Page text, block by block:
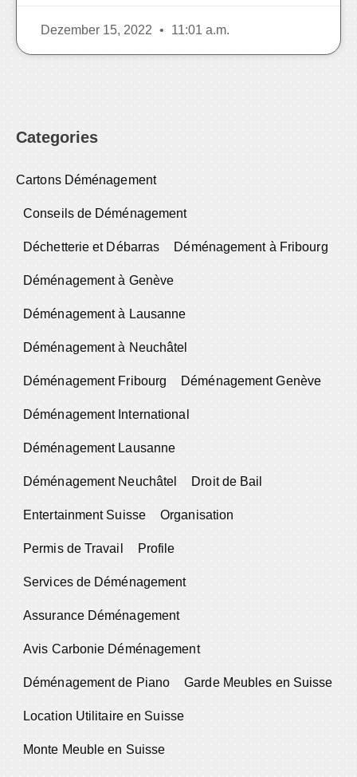
Dezember 15, 2022 11:01 a.m.
Categories
Cartons Déménagement
Conseils de Déménagement
Déchetterie et Débarras Déménagement à Fribourg
Déménagement à Genève
Déménagement à Lausanne
Déménagement à Neuchâtel
Déménagement Fribourg Déménagement Genève
Déménagement International
Déménagement Lausanne
Déménagement Neuchâtel Droit de Bail
Entertainment Suisse Organisation
Permis de Travail Profile
Services de Déménagement
Assurance Déménagement
Avis Carbonie Déménagement
Déménagement de Piano Garde Meubles en Suisse
Location Utilitaire en Suisse
Monte Meuble en Suisse